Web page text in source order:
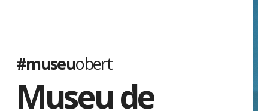
#museuobert
Museu de